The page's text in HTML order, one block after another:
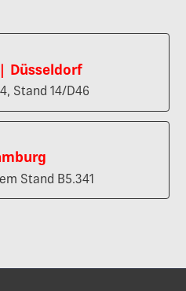
Düsseldorf
Stand 14/D46
Stand B5.341